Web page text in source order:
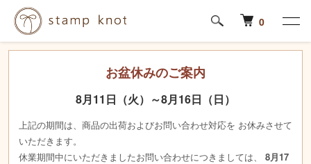
0
お盆休みのご案内
8月11日（火）～8月16日（日）
上記の期間は、商品の出荷およびお問い合わせ対応を お休みさせて
いただきます。
休業期間中にいただきましたお問い合わせにつきましては、 8月17